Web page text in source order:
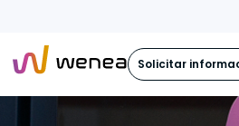
Solicitar